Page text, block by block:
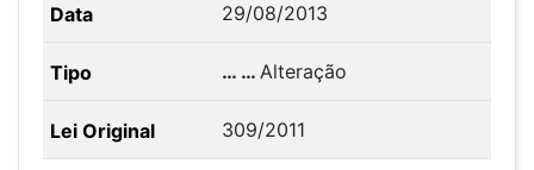
29/08/2013
… …Alteração
309/2011